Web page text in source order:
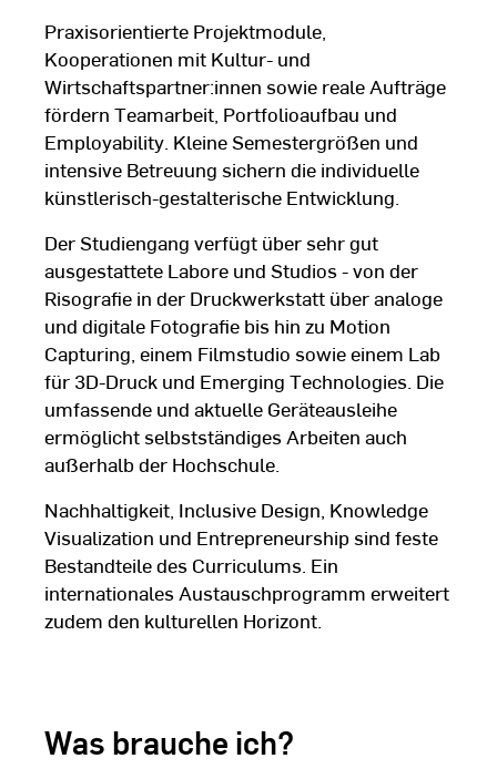
Praxisorientierte Projektmodule,
Kooperationen mit Kultur- und
Wirtschaftspartner:innen sowie reale Aufträge
fördern Teamarbeit, Portfolioaufbau und
Employability. Kleine Semestergrößen und
intensive Betreuung sichern die individuelle
künstlerisch-gestalterische Entwicklung.
Der Studiengang verfügt über sehr gut
ausgestattete Labore und Studios - von der
Risografie in der Druckwerkstatt über analoge
und digitale Fotografie bis hin zu Motion
Capturing, einem Filmstudio sowie einem Lab
für 3D-Druck und Emerging Technologies. Die
umfassende und aktuelle Geräteausleihe
ermöglicht selbstständiges Arbeiten auch
außerhalb der Hochschule.
Nachhaltigkeit, Inclusive Design, Knowledge
Visualization und Entrepreneurship sind feste
Bestandteile des Curriculums. Ein
internationales Austauschprogramm erweitert
zudem den kulturellen Horizont.
Was brauche ich?